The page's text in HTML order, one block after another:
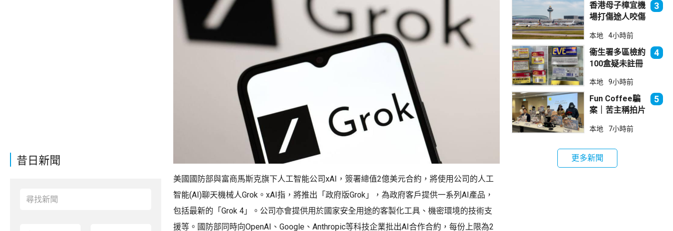
昔日新聞
美國國防部與富商馬斯克旗下人工智能公司xAI，簽署總值2億美元合約，將使用公司的人工
智能(AI)聊天機械人Grok。xAI指，將推出「政府版Grok」，為政府客戶提供一系列AI產品，
包括最新的「Grok 4」。公司亦會提供用於國家安全用途的客製化工具、機密環境的技術支
援等。國防部同時向OpenAI、Google、Anthropic等科技企業批出AI合作合約，每份上限為2
香港母子樟宜機
場打傷途人咬傷
法院判囚
3
本地 4小時前
衞生署多區檢約
100盒疑未註冊
拘38歲男子
4
本地 9小時前
Fun Coffee騙
案｜苦主稱拍片
立法會議員倡加
5
本地 7小時前
更多新聞